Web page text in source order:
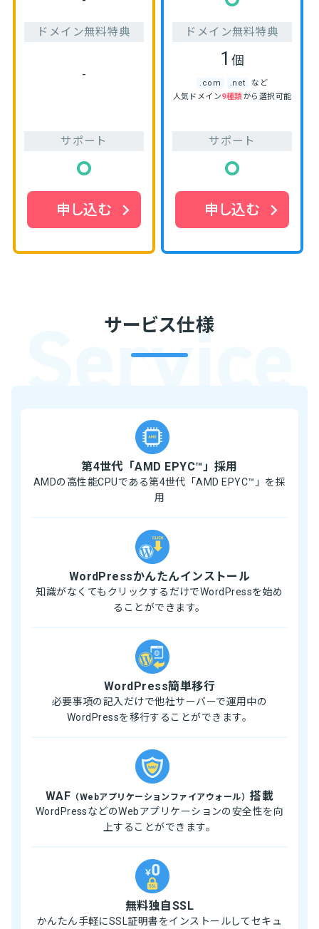
ドメイン無料特典
-
サポート
申し込む
ドメイン無料特典
1 個
.com .net
など
人気ドメイン9種類 から選択可能
サポート
申し込む
サービス仕様
第4世代「AMD EPYC™」採用
AMDの高性能CPUである第4世代「AMD EPYC™」を採
用
WordPressかんたんインストール
知識がなくてもクリックするだけでWordPressを始め
ることができます。
WordPress簡単移行
必要事項の記入だけで他社サーバーで運用中の
WordPressを移行することができます。
WAF （Webアプリケーションファイアウォール）搭載
WordPressなどのWebアプリケーションの安全性を向
上することができます。
無料独自SSL
かんたん手軽にSSL証明書をインストールしてセキュ